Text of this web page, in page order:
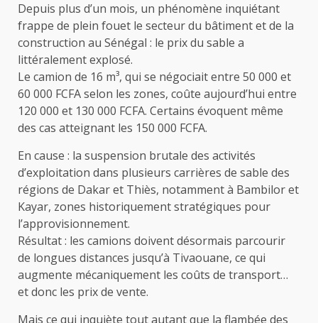
Depuis plus d’un mois, un phénomène inquiétant
frappe de plein fouet le secteur du bâtiment et de la
construction au Sénégal : le prix du sable a
littéralement explosé.
Le camion de 16 m³, qui se négociait entre 50 000 et
60 000 FCFA selon les zones, coûte aujourd’hui entre
120 000 et 130 000 FCFA. Certains évoquent même
des cas atteignant les 150 000 FCFA.
En cause : la suspension brutale des activités
d’exploitation dans plusieurs carrières de sable des
régions de Dakar et Thiès, notamment à Bambilor et
Kayar, zones historiquement stratégiques pour
l’approvisionnement.
Résultat : les camions doivent désormais parcourir
de longues distances jusqu’à Tivaouane, ce qui
augmente mécaniquement les coûts de transport…
et donc les prix de vente.
Mais ce qui inquiète tout autant que la flambée des